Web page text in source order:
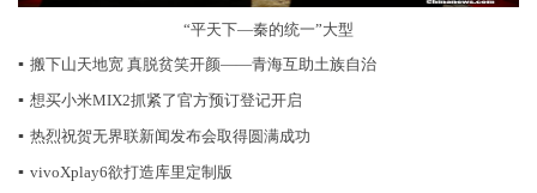
“平天下—秦的统一”大型
▪ 搬下山天地宽 真脱贫笑开颜——青海互助土族自治
▪ 想买小米MIX2抓紧了官方预订登记开启
▪ 热烈祝贺无界联新闻发布会取得圆满成功
▪ vivoXplay6欲打造库里定制版